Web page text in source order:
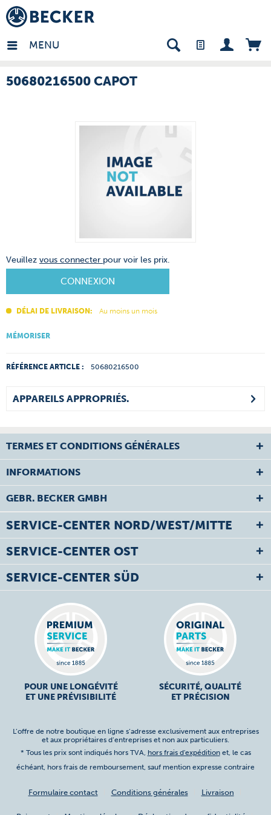
MENU
- FR
50680216500 CAPOT
Veuillez vous connecter pour voir les prix.
CONNEXION
DÉLAI DE LIVRAISON: Au moins un mois
MÉMORISER
RÉFÉRENCE ARTICLE : 50680216500
APPAREILS APPROPRIÉS.
TERMES ET CONDITIONS GÉNÉRALES
INFORMATIONS
GEBR. BECKER GMBH
SERVICE-CENTER NORD/WEST/MITTE
SERVICE-CENTER OST
SERVICE-CENTER SÜD
POUR UNE LONGÉVITÉ
ET UNE PRÉVISIBILITÉ
SÉCURITÉ, QUALITÉ
ET PRÉCISION
L’offre de notre boutique en ligne s’adresse exclusivement aux entreprises
et aux propriétaires d’entreprises et non aux particuliers.
* Tous les prix sont indiqués hors TVA, hors frais d'expéditionet, le cas
échéant, hors frais de remboursement, sauf mention expresse contraire
Formulaire contact Conditions générales Livraison